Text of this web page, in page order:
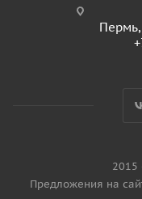
Пермь,
2015
Предложения на